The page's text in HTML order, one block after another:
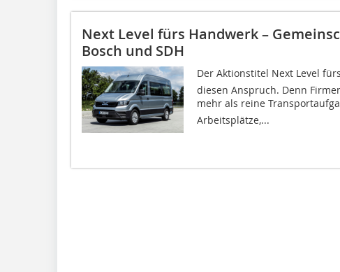
Next Level fürs Handwerk –
Bosch und SDH
Der Aktionstitel Next Level
diesen Anspruch. Denn
mehr als reine
Arbeitsplätze,...